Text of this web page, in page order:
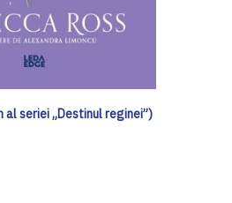
seriei „Destinul reginei”)